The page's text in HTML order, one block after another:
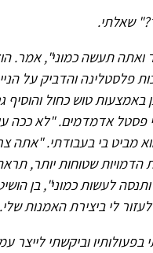
שאלתי.
ואתה תעשה כמוני", אמר.
פלסטלינה והדביק על
באמצעות טוש כחול והוסיף
פסטל אדמדמים. "לא ככה
מביט בי בעבודתי. "אתה
הדמויות שטוחות יותר,
לעשות כמוני", בן
לעזור לי ביצירת האמנות שלי.
בפעולותיו וביקשתי לייצר